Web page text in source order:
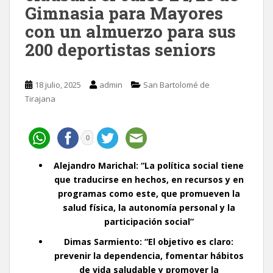
Gimnasia para Mayores
con un almuerzo para sus
200 deportistas seniors
18 julio, 2025 admin
San Bartolomé de
Tirajana
0
Alejandro Marichal: “La política social tiene
que traducirse en hechos, en recursos y en
programas como este, que promueven la
salud física, la autonomía personal y la
participación social”
Dimas Sarmiento: “El objetivo es claro:
prevenir la dependencia, fomentar hábitos
de vida saludable y promover la